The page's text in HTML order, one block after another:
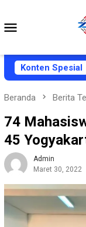
konten
Konten Spesial
KUA-PPAS
Beranda Berita
74
45
Admin
Maret 30, 2022